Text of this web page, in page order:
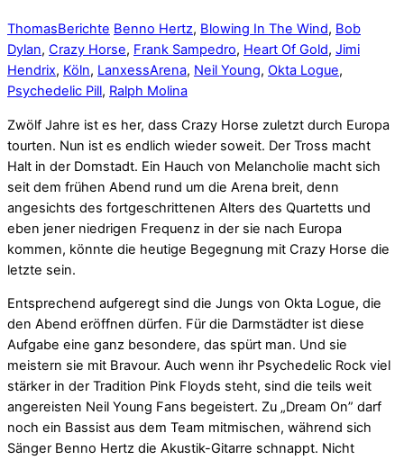
ThomasBerichte Benno Hertz, Blowing In The Wind, Bob
Dylan, Crazy Horse, Frank Sampedro, Heart Of Gold, Jimi
Hendrix, Köln, LanxessArena, Neil Young, Okta Logue,
Psychedelic Pill, Ralph Molina
Zwölf Jahre ist es her, dass Crazy Horse zuletzt durch Europa
tourten. Nun ist es endlich wieder soweit. Der Tross macht
Halt in der Domstadt. Ein Hauch von Melancholie macht sich
seit dem frühen Abend rund um die Arena breit, denn
angesichts des fortgeschrittenen Alters des Quartetts und
eben jener niedrigen Frequenz in der sie nach Europa
kommen, könnte die heutige Begegnung mit Crazy Horse die
letzte sein.
Entsprechend aufgeregt sind die Jungs von Okta Logue, die
den Abend eröffnen dürfen. Für die Darmstädter ist diese
Aufgabe eine ganz besondere, das spürt man. Und sie
meistern sie mit Bravour. Auch wenn ihr Psychedelic Rock viel
stärker in der Tradition Pink Floyds steht, sind die teils weit
angereisten Neil Young Fans begeistert. Zu „Dream On” darf
noch ein Bassist aus dem Team mitmischen, während sich
Sänger Benno Hertz die Akustik-Gitarre schnappt. Nicht